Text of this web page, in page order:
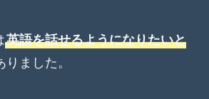
英語を話せるようになりたいと
りました。